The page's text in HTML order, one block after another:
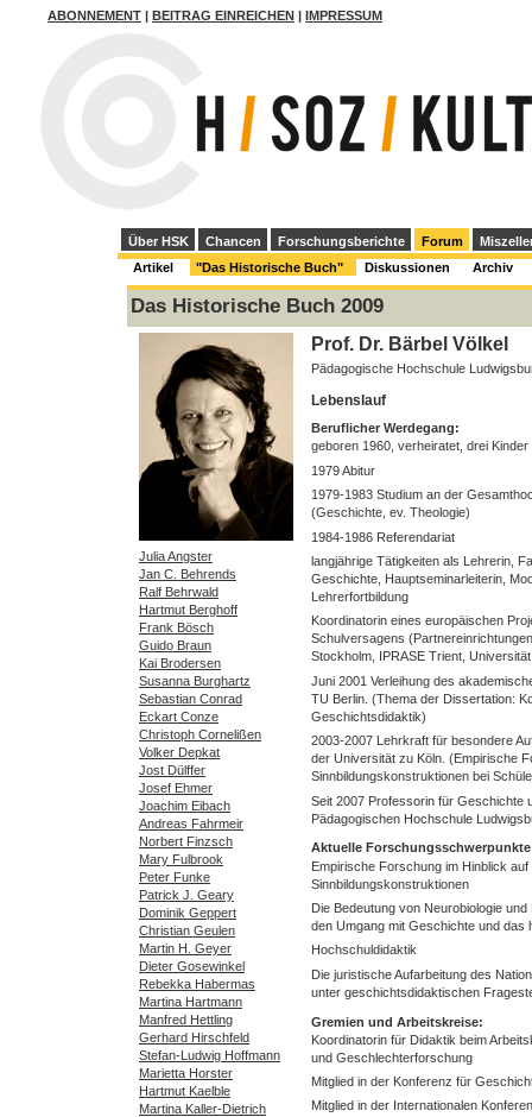
ABONNEMENT BEITRAG EINREICHEN IMPRESSUM
Über HSK Chancen Forschungsberichte Forum
Artikel
"Das Historische Buch" Diskussionen Archiv
Das Historische Buch 2009
Julia Angster
Jan C. Behrends
Ralf Behrwald
Hartmut Berghoff
Frank Bösch
Guido Braun
Kai Brodersen
Susanna Burghartz
Sebastian Conrad
Eckart Conze
Christoph Cornelißen
Volker Depkat
Jost Dülffer
Josef Ehmer
Joachim Eibach
Andreas Fahrmeir
Norbert Finzsch
Mary Fulbrook
Peter Funke
Patrick J. Geary
Dominik Geppert
Christian Geulen
Martin H. Geyer
Dieter Gosewinkel
Rebekka Habermas
Martina Hartmann
Manfred Hettling
Gerhard Hirschfeld
Stefan-Ludwig Hoffmann
Marietta Horster
Hartmut Kaelble
Martina Kaller-Dietrich
Prof. Dr. Bärbel Völkel
Pädagogische Hochschule
Lebenslauf
Beruflicher Werdegang:
geboren 1960, verheiratet, drei Kinder
1979 Abitur
1979-1983 Studium an der
(Geschichte, ev. Theologie)
1984-1986 Referendariat
langjährige Tätigkeiten als Lehrerin,
Geschichte, Hauptseminarleiterin,
Lehrerfortbildung
Koordinatorin eines europäischen
Schulversagens
Stockholm, IPRASE Trient,
Juni 2001 Verleihung des
TU Berlin. (Thema der Dissertation:
Geschichtsdidaktik)
2003-2007 Lehrkraft für besondere
der Universität zu Köln. (Empirische
Sinnbildungskonstruktionen bei
Seit 2007 Professorin für Geschichte
Pädagogischen Hochschule
Aktuelle
Empirische Forschung im Hinblick
Sinnbildungskonstruktionen
Die Bedeutung von Neurobiologie
den Umgang mit Geschichte und das
Hochschuldidaktik
Die juristische Aufarbeitung des
unter geschichtsdidaktischen
Gremien und Arbeitskreise:
Koordinatorin für Didaktik beim
und Geschlechterforschung
Mitglied in der Konferenz für
Mitglied in der Internationalen